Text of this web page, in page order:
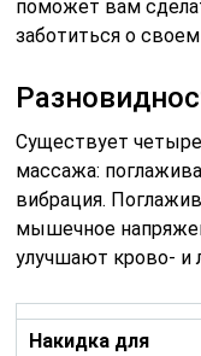
поможет вам
заботиться о
Существует
массажа:
вибрация.
мышечное
улучшают крово- и
Накидка для